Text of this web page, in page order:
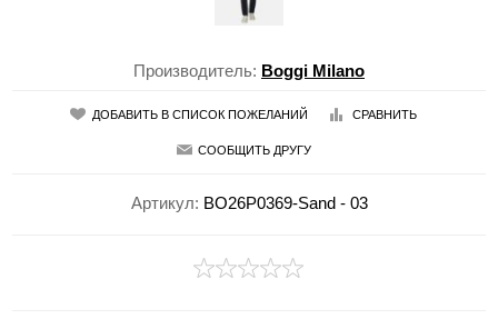
Производитель: Boggi Milano
ДОБАВИТЬ В СПИСОК ПОЖЕЛАНИЙ СРАВНИТЬ
СООБЩИТЬ ДРУГУ
Артикул: BO26P0369-Sand - 03